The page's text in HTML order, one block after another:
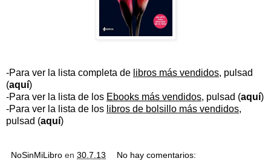
-Para ver la lista completa de libros más vendidos, pulsad
(aquí)
-Para ver la lista de los Ebooks más vendidos, pulsad (aquí)
-Para ver la lista de los libros de bolsillo más vendidos,
pulsad (aquí)
NoSinMiLibro en 30.7.13 No hay comentarios: